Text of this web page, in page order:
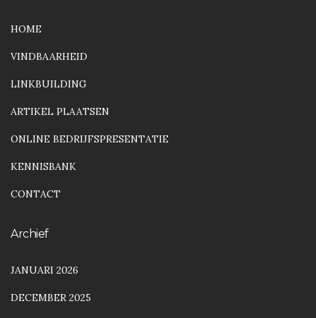
HOME
VINDBAARHEID
LINKBUILDING
ARTIKEL PLAATSEN
ONLINE BEDRIJFSPRESENTATIE
KENNISBANK
CONTACT
Archief
JANUARI 2026
DECEMBER 2025